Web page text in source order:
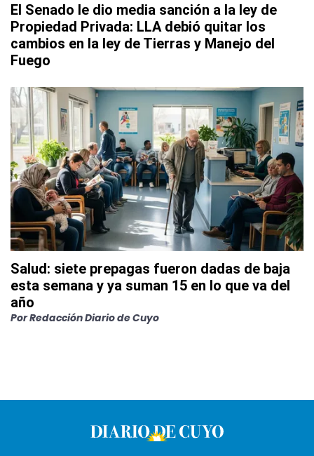
El Senado le dio media sanción a la ley de
Propiedad Privada: LLA debió quitar los
cambios en la ley de Tierras y Manejo del
Fuego
Salud: siete prepagas fueron dadas de baja
esta semana y ya suman 15 en lo que va del
año
PorRedacción Diario de Cuyo